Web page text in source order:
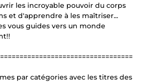
les incroyable pouvoir du corps
et d'apprendre à les maîtriser...
vous guides vers un monde
par catégories avec les titres des